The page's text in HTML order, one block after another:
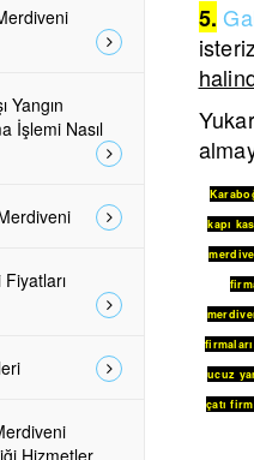
5.
kapı
firmaları
ucuz
çatı
Yangın
İşlemi Nasıl